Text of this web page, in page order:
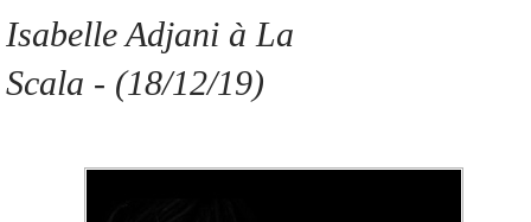
Isabelle Adjani à La
Scala - (18/12/19)